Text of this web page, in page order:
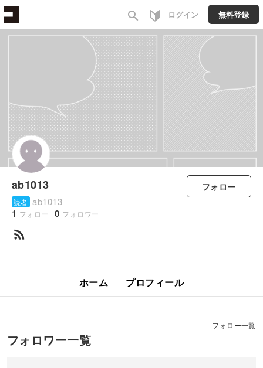
search ログイン 無料登録
ab1013
読者 ab1013
1 フォロー 0 フォロワー
フォロー
rss_feed
ホーム プロフィール
フォロワー一覧
フォロー一覧